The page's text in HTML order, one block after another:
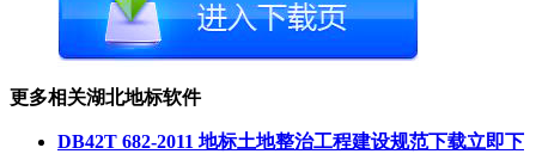
更多相关湖北地标软件
DB42T 682-2011 地标土地整治工程建设规范下载立即下